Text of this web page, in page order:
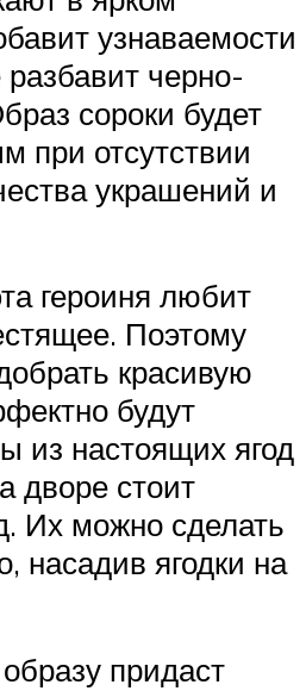
узнаваемости
черно-
сороки будет
при отсутствии
украшений и
героиня любит
Поэтому
красивую
будут
из настоящих ягод
дворе стоит
Их можно сделать
насадив ягодки на
придаст